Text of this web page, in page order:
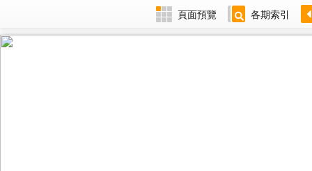
頁面預覽 各期索引